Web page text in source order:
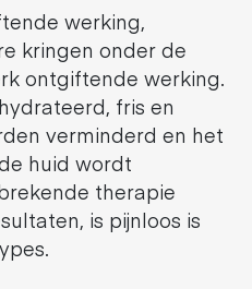
werking,
kringen onder de
ontgiftende werking.
fris en
verminderd en het
huid wordt
therapie
is pijnloos is